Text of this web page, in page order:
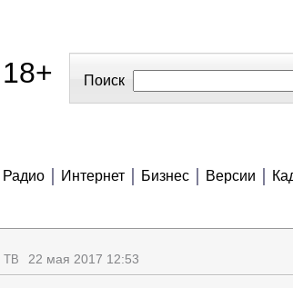
18+ Поиск
Радио Интернет Бизнес Версии
ТВ 22 мая 2017 12:53